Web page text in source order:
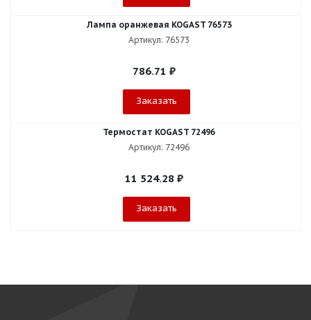
Лампа оранжевая KOGAST 76573
Артикул: 76573
786.71 ₽
Заказать
Термостат KOGAST 72496
Артикул: 72496
11 524.28₽
Заказать